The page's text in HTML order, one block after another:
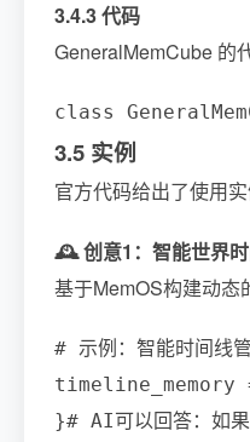
3.4.3 代码
GeneralMemCube 的
3.5 实例
官方代码给出了使用
🕰️ 创意1：智能世界
基于MemOS构建动态
# 示例：智能时间线